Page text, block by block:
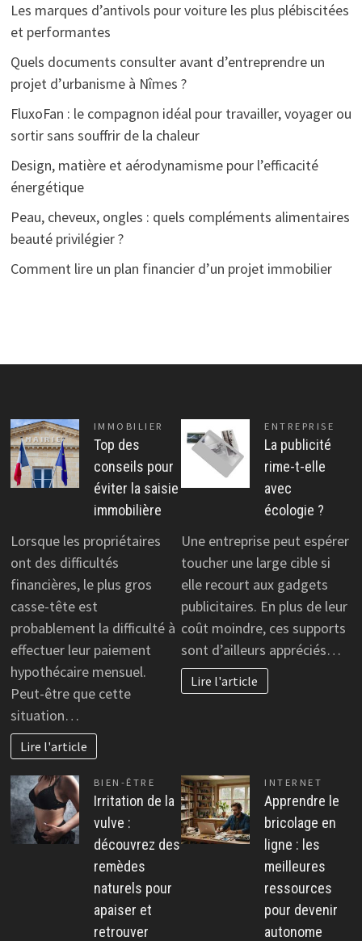
Les marques d’antivols pour voiture les plus plébiscitées
et performantes
Quels documents consulter avant d’entreprendre un
projet d’urbanisme à Nîmes ?
FluxoFan : le compagnon idéal pour travailler, voyager ou
sortir sans souffrir de la chaleur
Design, matière et aérodynamisme pour l’efficacité
énergétique
Peau, cheveux, ongles : quels compléments alimentaires
beauté privilégier ?
Comment lire un plan financier d’un projet immobilier
IMMOBILIER
Top des
conseils pour
éviter la saisie
immobilière
Lorsque les propriétaires
ont des difficultés
financières, le plus gros
casse-tête est
probablement la difficulté à
effectuer leur paiement
hypothécaire mensuel.
Peut-être que cette
situation…
Lire l'article
ENTREPRISE
La publicité
rime-t-elle
avec
écologie ?
Une entreprise peut espérer
toucher une large cible si
elle recourt aux gadgets
publicitaires. En plus de leur
coût moindre, ces supports
sont d’ailleurs appréciés…
Lire l'article
BIEN-ÊTRE
Irritation de la
vulve :
découvrez des
remèdes
naturels pour
apaiser et
retrouver
INTERNET
Apprendre le
bricolage en
ligne : les
meilleures
ressources
pour devenir
autonome